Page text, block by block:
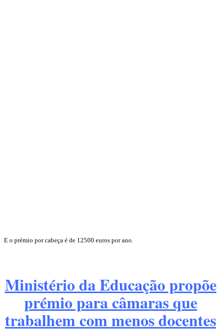
E o prémio por cabeça é de 12500 euros por ano.
Ministério da Educação propõe
prémio para câmaras que
trabalhem com menos docentes